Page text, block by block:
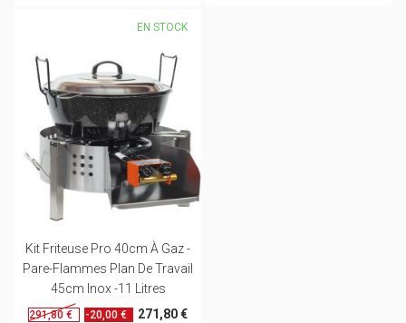
Kit Friteuse Pro 40cm À Gaz -
Pare-Flammes Plan De Travail
45cm Inox -11 Litres
EN STOCK
291,80 € -20,00 € 271,80 €